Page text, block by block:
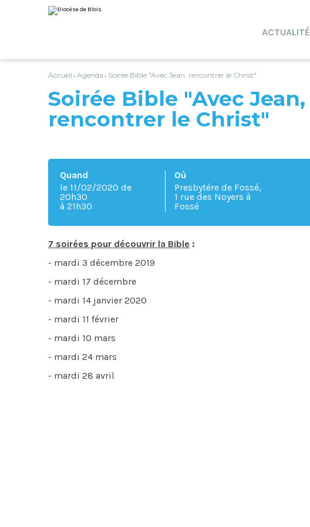
au
contenu.
personnels
ACTUALITÉ
Accueil › Agenda › Soirée Bible "Avec Jean, rencontrer le Christ"
Soirée Bible "Avec Jean,
rencontrer le Christ"
Quand
le 11/02/2020 de
20h30
à 21h30
Où
Presbytère de Fossé,
1 rue des Noyers à
Fossé
7 soirées pour découvrir la Bible :
- mardi 3 décembre 2019
- mardi 17 décembre
- mardi 14 janvier 2020
- mardi 11 février
- mardi 10 mars
- mardi 24 mars
- mardi 28 avril